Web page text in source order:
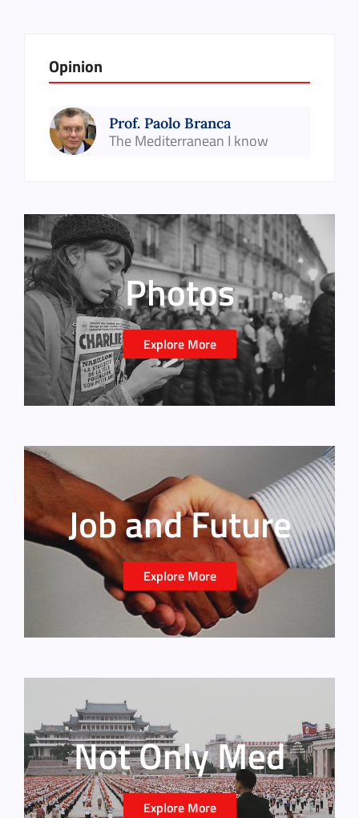
Opinion
Prof. Paolo Branca
The Mediterranean I know
Photos
Explore More
Job and Future
Explore More
Not Only Med
Explore More